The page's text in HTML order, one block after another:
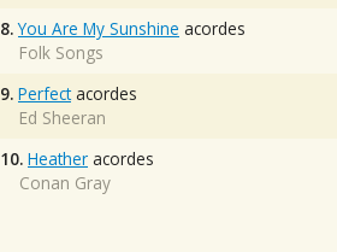
8. You Are My Sunshine acordes
Folk Songs
9. Perfectacordes
Ed Sheeran
10. Heather acordes
Conan Gray